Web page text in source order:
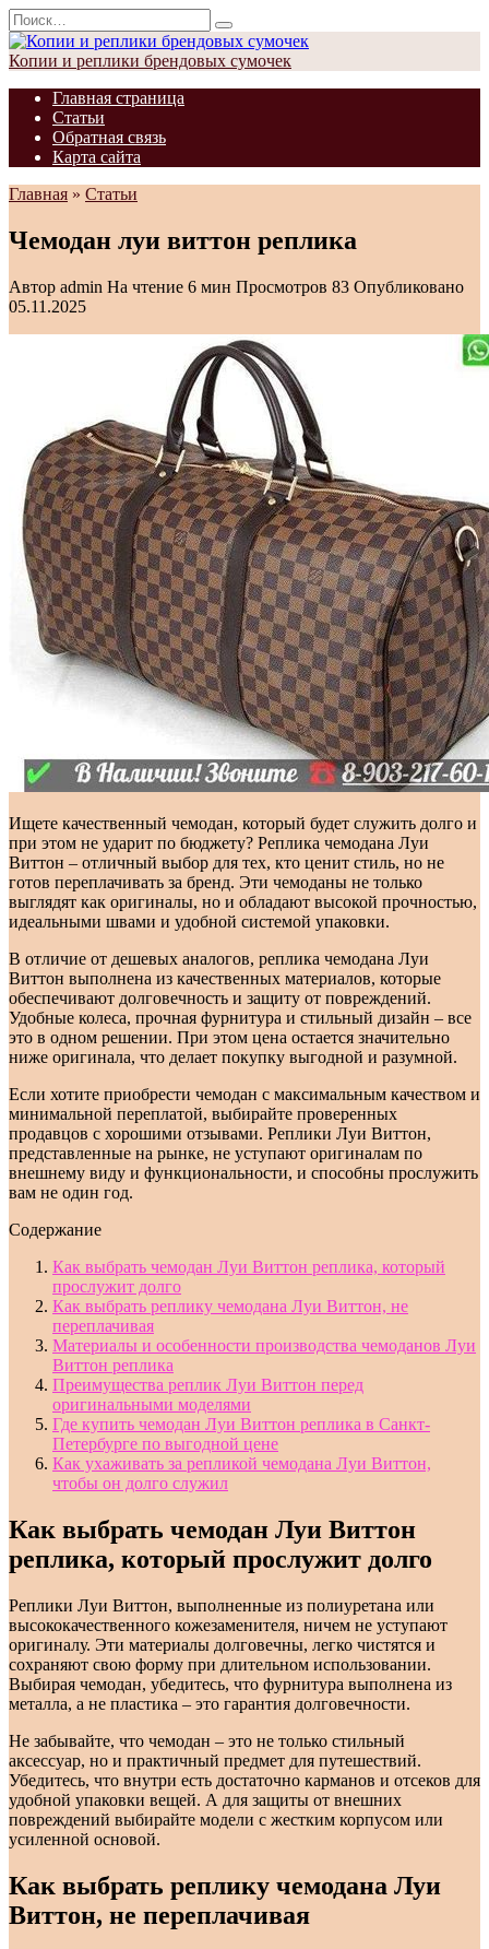
Перейти
к
содержанию
Search
for:
Копии и реплики брендовых сумочек
Главная страница
Статьи
Обратная связь
Карта сайта
Главная » Статьи
Чемодан луи виттон реплика
Автор admin На чтение 6 мин Просмотров 83 Опубликовано
05.11.2025
Ищете качественный чемодан, который будет служить долго и
при этом не ударит по бюджету? Реплика чемодана Луи
Виттон – отличный выбор для тех, кто ценит стиль, но не
готов переплачивать за бренд. Эти чемоданы не только
выглядят как оригиналы, но и обладают высокой прочностью,
идеальными швами и удобной системой упаковки.
В отличие от дешевых аналогов, реплика чемодана Луи
Виттон выполнена из качественных материалов, которые
обеспечивают долговечность и защиту от повреждений.
Удобные колеса, прочная фурнитура и стильный дизайн – все
это в одном решении. При этом цена остается значительно
ниже оригинала, что делает покупку выгодной и разумной.
Если хотите приобрести чемодан с максимальным качеством и
минимальной переплатой, выбирайте проверенных
продавцов с хорошими отзывами. Реплики Луи Виттон,
представленные на рынке, не уступают оригиналам по
внешнему виду и функциональности, и способны прослужить
вам не один год.
Содержание
Как выбрать чемодан Луи Виттон реплика, который
прослужит долго
Как выбрать реплику чемодана Луи Виттон, не
переплачивая
Материалы и особенности производства чемоданов Луи
Виттон реплика
Преимущества реплик Луи Виттон перед
оригинальными моделями
Где купить чемодан Луи Виттон реплика в Санкт-
Петербурге по выгодной цене
Как ухаживать за репликой чемодана Луи Виттон,
чтобы он долго служил
Как выбрать чемодан Луи Виттон
реплика, который прослужит долго
Реплики Луи Виттон, выполненные из полиуретана или
высококачественного кожезаменителя, ничем не уступают
оригиналу. Эти материалы долговечны, легко чистятся и
сохраняют свою форму при длительном использовании.
Выбирая чемодан, убедитесь, что фурнитура выполнена из
металла, а не пластика – это гарантия долговечности.
Не забывайте, что чемодан – это не только стильный
аксессуар, но и практичный предмет для путешествий.
Убедитесь, что внутри есть достаточно карманов и отсеков для
удобной упаковки вещей. А для защиты от внешних
повреждений выбирайте модели с жестким корпусом или
усиленной основой.
Как выбрать реплику чемодана Луи
Виттон, не переплачивая